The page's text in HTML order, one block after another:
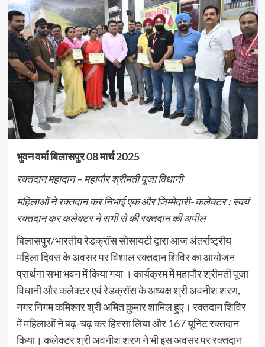
भुवन वर्मा बिलासपुर 08 मार्च 2025
रक्तदान महादान – महापौर श्रीमती पूजा विधानी
महिलाओं ने रक्तदान कर निभाई एक और जिम्मेदारी- कलेक्टर : स्वयं
रक्तदान कर कलेक्टर ने सभी से की रक्तदान की अपील
बिलासपुर/भारतीय रेडक्रॉस सोसायटी द्वारा आज अंतर्राष्ट्रीय
महिला दिवस के अवसर पर विशाल रक्तदान शिविर का आयोजन
प्रार्थना सभा भवन में किया गया । कार्यक्रम में महापौर श्रीमती पूजा
विधानी और कलेक्टर एवं रेडक्रॉस के अध्यक्ष श्री अवनीश शरण,
नगर निगम कमिश्नर श्री अमित कुमार शामिल हुए। रक्तदान शिविर
में महिलाओं ने बढ़-चढ़ कर हिस्सा लिया और 167 यूनिट रक्तदान
किया। कलेक्टर श्री अवनीश शरण ने भी इस अवसर पर रक्तदान